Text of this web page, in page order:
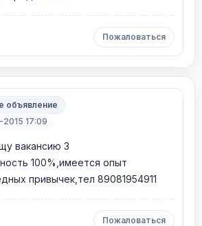
Пожаловаться
объявление
17:09
вакансию 3
100%,имеется опыт
привычек,тел 89081954911
Пожаловаться